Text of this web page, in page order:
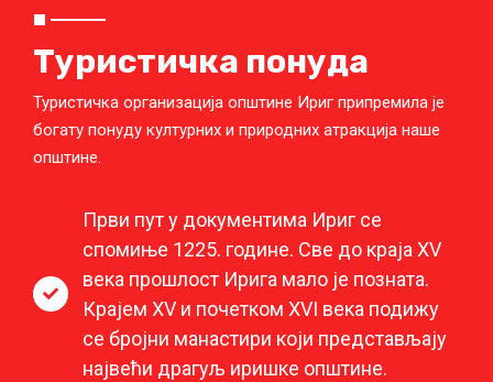
Туристичка понуда
Туристичка организација општине Ириг припремила је
богату понуду културних и природних атракција наше
општине.
Први пут у документима Ириг се
спомиње 1225. године. Све до краја XV
века прошлост Ирига мало је позната.
Крајем XV и почетком XVI века подижу
се бројни манастири који представљају
највећи драгуљ иришке општине.